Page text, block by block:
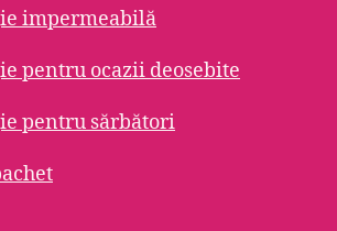
impermeabilă
pentru ocazii deosebite
pentru sărbători